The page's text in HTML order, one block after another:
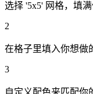
选择 '5x5' 网格，填
2
在格子里填入你想做
3